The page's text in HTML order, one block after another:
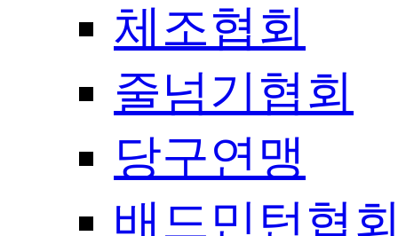
체조협회
줄넘기협회
당구연맹
배드민턴협